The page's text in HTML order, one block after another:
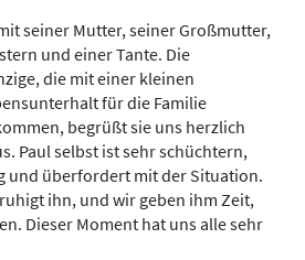
seiner Mutter, seiner Großmutter,
und einer Tante. Die
die mit einer kleinen
für die Familie
begrüßt sie uns herzlich
Paul selbst ist sehr schüchtern,
und überfordert mit der Situation.
ihn, und wir geben ihm Zeit,
Dieser Moment hat uns alle sehr